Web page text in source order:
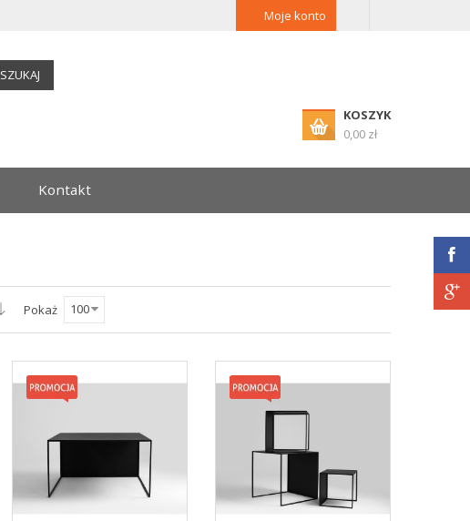
Moje konto
SZUKAJ
KOSZYK
0,00 zł
Kontakt
Pokaż 100